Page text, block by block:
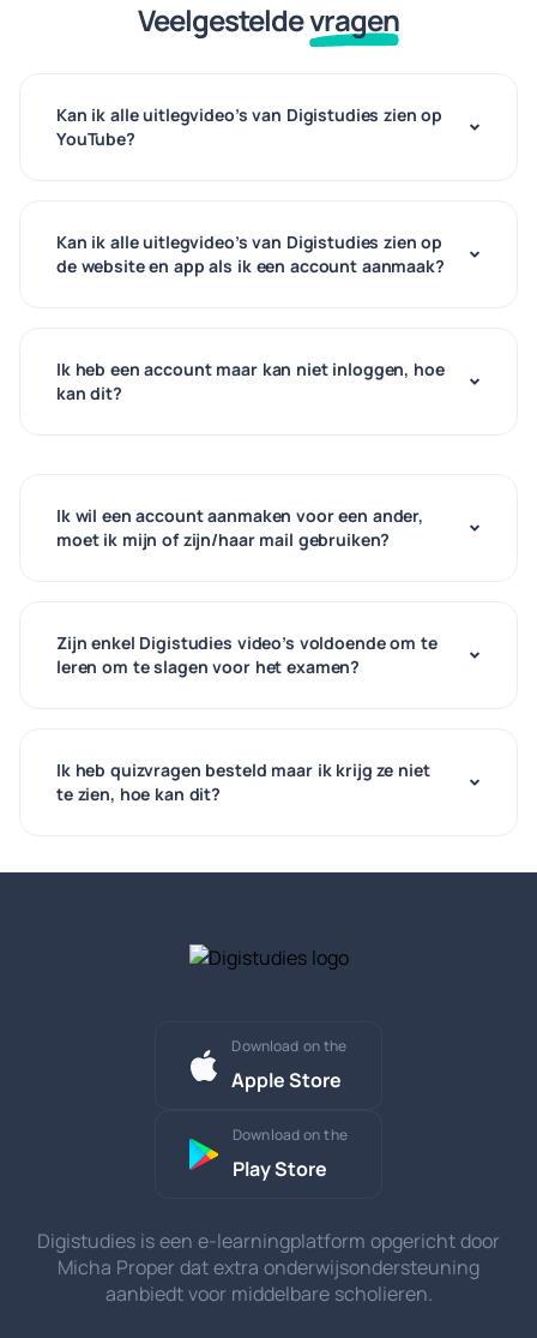
Veelgesteldevragen
Kan ik alle uitlegvideo’s van Digistudies zien op
YouTube?
Kan ik alle uitlegvideo’s van Digistudies zien op
de website en app als ik een account aanmaak?
Ik heb een account maar kan niet inloggen, hoe
kan dit?
Ik wil een account aanmaken voor een ander,
moet ik mijn of zijn/haar mail gebruiken?
Zijn enkel Digistudies video’s voldoende om te
leren om te slagen voor het examen?
Ik heb quizvragen besteld maar ik krijg ze niet
te zien, hoe kan dit?
Download on the
Apple Store
Download on the
Play Store
Digistudies is een e-learningplatform opgericht door
Micha Proper dat extra onderwijsondersteuning
aanbiedt voor middelbare scholieren.